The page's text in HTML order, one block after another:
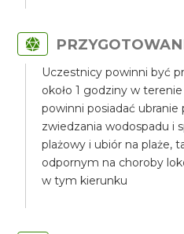
Uczestnicy powinni być
około 1 godziny w
powinni posiadać
zwiedzania wodospadu i
plażowy i ubiór na plaże,
odpornym na choroby
w tym kierunku